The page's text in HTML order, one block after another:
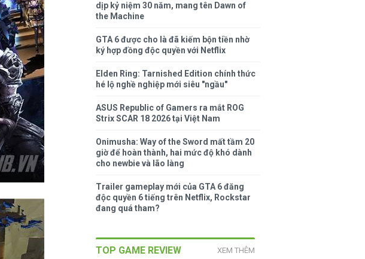
dịp kỷ niệm 30 năm, mang tên Dawn of
the Machine
GTA 6 được cho là đã kiếm bộn tiền nhờ
ký hợp đồng độc quyền với Netflix
Elden Ring: Tarnished Edition chính thức
hé lộ nghề nghiệp mới siêu "ngầu"
ASUS Republic of Gamers ra mắt ROG
Strix SCAR 18 2026 tại Việt Nam
Onimusha: Way of the Sword mất tầm 20
giờ để hoàn thành, hai mức độ khó dành
cho newbie và lão làng
Trailer gameplay mới của GTA 6 đăng
độc quyền 6 tiếng trên Netflix, Rockstar
đang quá tham?
TOP GAME REVIEW XEM THÊM